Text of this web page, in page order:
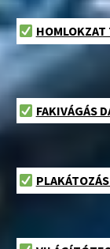
HOMLOKZAT
FAKIVÁGÁS